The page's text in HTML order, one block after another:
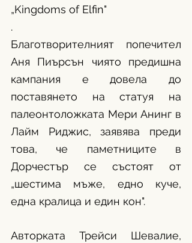
„Kingdoms of Elfin"
.
Благотворителният попечител
Аня Пиърсън чиято предишна
кампания е довела до
поставянето на статуя на
палеонтоложката Мери Анинг в
Лайм Риджис, заявява преди
това, че паметниците в
Дорчестър се състоят от
„шестима мъже, едно куче,
една кралица и един кон".
Авторката Трейси Шевалие,